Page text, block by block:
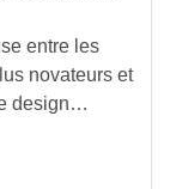
entre les
novateurs et
design…